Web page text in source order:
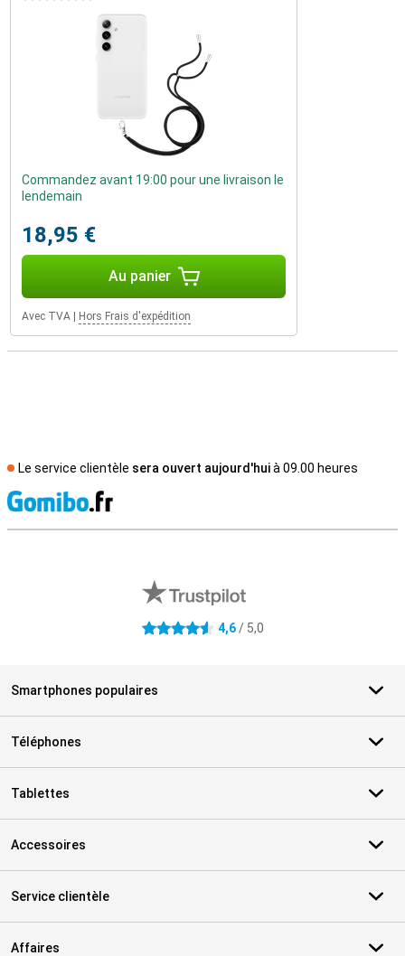
Commandez avant 19:00 pour une livraison le
lendemain
18,95 €
Au panier
Avec TVA Hors Frais d'expédition
Le service clientèle sera ouvert aujourd'huià 09.00 heures
4.6 étoiles 4,6/ 5,0
Smartphones populaires
Téléphones
Tablettes
Accessoires
Service clientèle
Affaires